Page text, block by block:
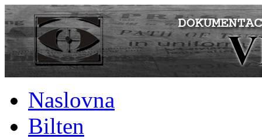
Naslovna
Bilten